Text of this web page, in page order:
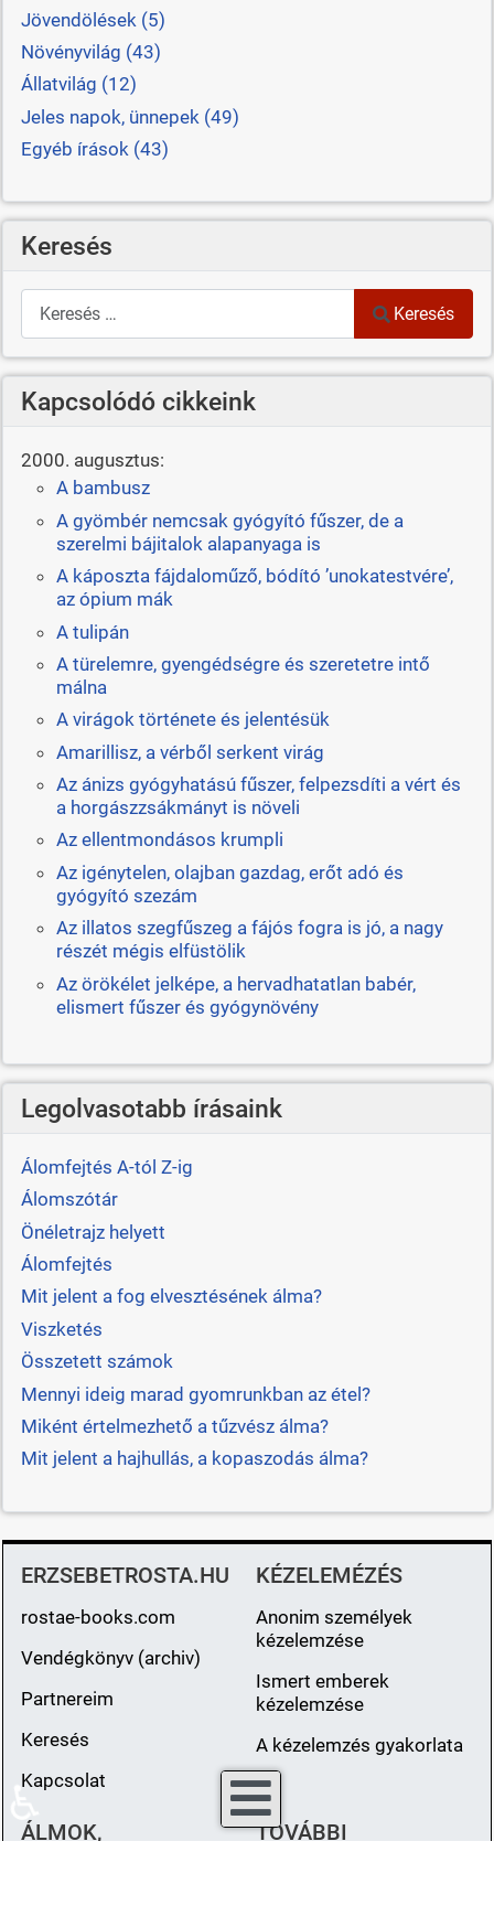
Jövendölések (5)
Növényvilág (43)
Állatvilág (12)
Jeles napok, ünnepek (49)
Egyéb írások (43)
Keresés
Keresés
Keresés
Kapcsolódó cikkeink
2000. augusztus:
A bambusz
A gyömbér nemcsak gyógyító fűszer, de a
szerelmi bájitalok alapanyaga is
A káposzta fájdaloműző, bódító ’unokatestvére’,
az ópium mák
A tulipán
A türelemre, gyengédségre és szeretetre intő
málna
A virágok története és jelentésük
Amarillisz, a vérből serkent virág
Az ánizs gyógyhatású fűszer, felpezsdíti a vért és
a horgászzsákmányt is növeli
Az ellentmondásos krumpli
Az igénytelen, olajban gazdag, erőt adó és
gyógyító szezám
Az illatos szegfűszeg a fájós fogra is jó, a nagy
részét mégis elfüstölik
Az örökélet jelképe, a hervadhatatlan babér,
elismert fűszer és gyógynövény
Legolvasotabb írásaink
Álomfejtés A-tól Z-ig
Álomszótár
Önéletrajz helyett
Álomfejtés
Mit jelent a fog elvesztésének álma?
Viszketés
Összetett számok
Mennyi ideig marad gyomrunkban az étel?
Miként értelmezhető a tűzvész álma?
Mit jelent a hajhullás, a kopaszodás álma?
ERZSEBETROSTA.HU
rostae-books.com
Vendégkönyv (archiv)
Partnereim
Keresés
Kapcsolat
KÉZELEMÉZÉS
Anonim személyek
kézelemzése
Ismert emberek
kézelemzése
A kézelemzés gyakorlata
ÁLMOK,
TOVÁBBI